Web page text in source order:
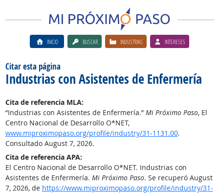
INICIO BUSCAR INDUSTRIAS INTERESES
Citar esta página
Industrias con Asistentes de Enfermería
Cita de referencia MLA:
“Industrias con Asistentes de Enfermería.” Mi Próximo Paso, El
Centro Nacional de Desarrollo O*NET,
www.miproximopaso.org/profile/industry/31-1131.00.
Consultado August 7, 2026.
Cita de referencia APA:
El Centro Nacional de Desarrollo O*NET. Industrias con
Asistentes de Enfermería. Mi Próximo Paso. Se recuperó August
7, 2026, de https://www.miproximopaso.org/profile/industry/31-